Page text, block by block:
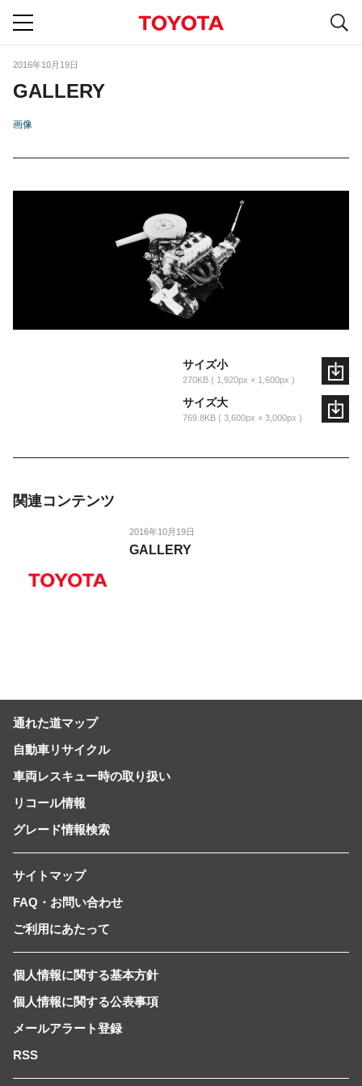
2016年10月19日
GALLERY
画像
サイズ小
270KB 1,920px × 1,600px
サイズ大
769.8KB 3,600px × 3,000px
関連コンテンツ
2016年10月19日
GALLERY
通れた道マップ
自動車リサイクル
車両レスキュー時の取り扱い
リコール情報
グレード情報検索
サイトマップ
FAQ・お問い合わせ
ご利用にあたって
個人情報に関する基本方針
個人情報に関する公表事項
メールアラート登録
RSS